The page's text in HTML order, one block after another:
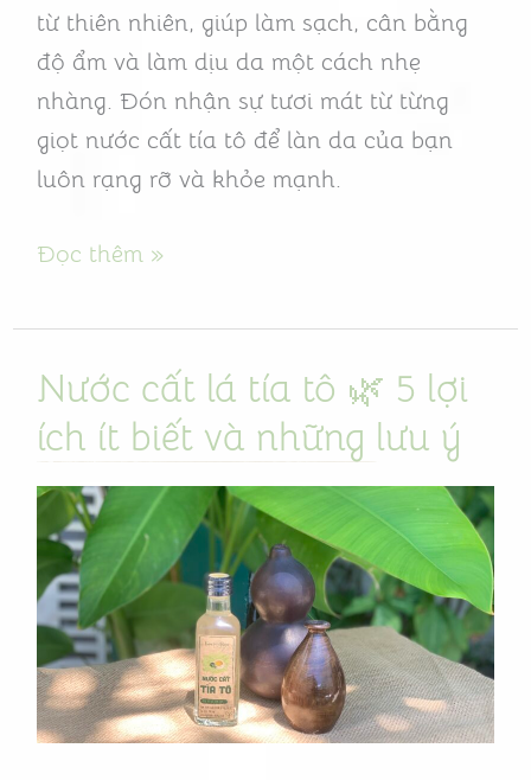
từ thiên nhiên, giúp làm sạch, cân bằng
độ ẩm và làm dịu da một cách nhẹ
nhàng. Đón nhận sự tươi mát từ từng
giọt nước cất tía tô để làn da của bạn
luôn rạng rỡ và khỏe mạnh.
Đọc thêm »
Nước cất lá tía tô 🌿 5 lợi
ích ít biết và những lưu ý
Nước
cất
tía
tô
🌿
5
lợi
ích
ít